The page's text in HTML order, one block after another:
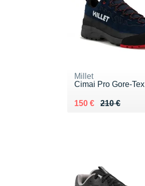
Millet
Cimai Pro Gore-Tex
210 €
Au lieu de 210 €
150 €
Vendu 150 €